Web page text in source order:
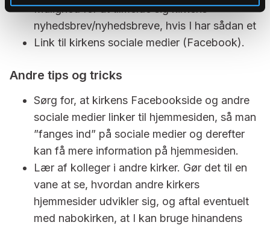
Mulighed for at tilmelde sig kirkens
nyhedsbrev/nyhedsbreve, hvis I har sådan et
Link til kirkens sociale medier (Facebook).
Andre tips og tricks
Sørg for, at kirkens Facebookside og andre
sociale medier linker til hjemmesiden, så man
”fanges ind” på sociale medier og derefter
kan få mere information på hjemmesiden.
Lær af kolleger i andre kirker. Gør det til en
vane at se, hvordan andre kirkers
hjemmesider udvikler sig, og aftal eventuelt
med nabokirken, at I kan bruge hinandens